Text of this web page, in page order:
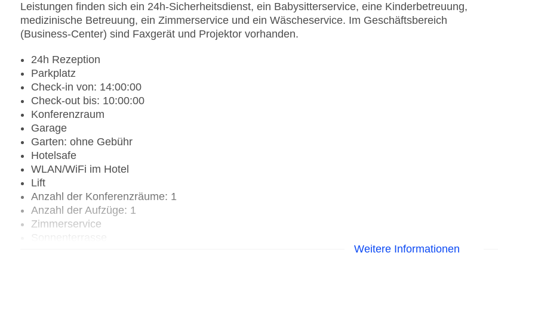
Leistungen finden sich ein 24h-Sicherheitsdienst, ein Babysitterservice, eine Kinderbetreuung,
medizinische Betreuung, ein Zimmerservice und ein Wäscheservice. Im Geschäftsbereich
(Business-Center) sind Faxgerät und Projektor vorhanden.
24h Rezeption
Parkplatz
Check-in von: 14:00:00
Check-out bis: 10:00:00
Konferenzraum
Garage
Garten: ohne Gebühr
Hotelsafe
WLAN/WiFi im Hotel
Lift
Anzahl der Konferenzräume: 1
Anzahl der Aufzüge: 1
Zimmerservice
Weitere Informationen